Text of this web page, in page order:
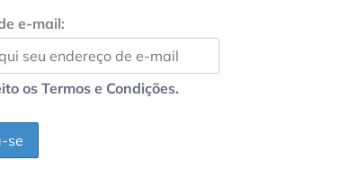
e-mail:
os Termos e Condições.